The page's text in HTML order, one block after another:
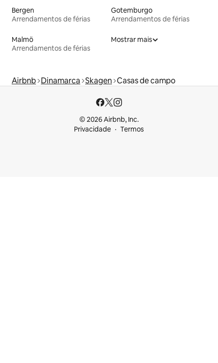
Bergen
Arrendamentos de férias
Gotemburgo
Arrendamentos de férias
Malmö
Arrendamentos de férias
Mostrar mais
Airbnb Dinamarca Skagen Casas de campo
© 2026 Airbnb, Inc.
Privacidade
Termos